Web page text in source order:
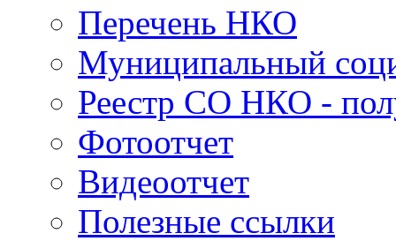
Перечень НКО
Муниципальный
Реестр СО НКО -
Фотоотчет
Видеоотчет
Полезные ссылки